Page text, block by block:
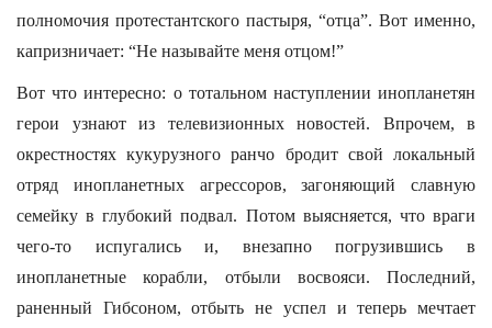
полномочия протестантского пастыря, “отца”. Вот именно,
капризничает: “Не называйте меня отцом!”
Вот что интересно: о тотальном наступлении инопланетян
герои узнают из телевизионных новостей. Впрочем, в
окрестностях кукурузного ранчо бродит свой локальный
отряд инопланетных агрессоров, загоняющий славную
семейку в глубокий подвал. Потом выясняется, что враги
чего-то испугались и, внезапно погрузившись в
инопланетные корабли, отбыли восвояси. Последний,
раненный Гибсоном, отбыть не успел и теперь мечтает